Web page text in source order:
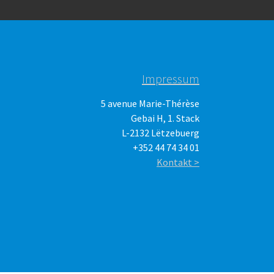
Impressum
5 avenue Marie-Thérèse
Gebai H, 1. Stack
L-2132 Lëtzebuerg
+352 44 74 34 01
Kontakt >